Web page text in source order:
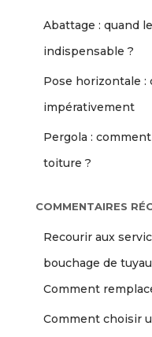
Abattage : quand
indispensable ?
Pose horizontale :
impérativement
Pergola :
toiture ?
COMMENTAIRES
Recourir aux
bouchage de
Comment
Comment choisir